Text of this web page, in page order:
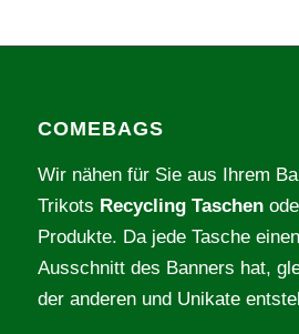
COMEBAGS
Wir nähen für Sie aus Ihrem
Trikots Recycling Taschen
Produkte. Da jede Tasche
Ausschnitt des Banners hat,
der anderen und Unikate